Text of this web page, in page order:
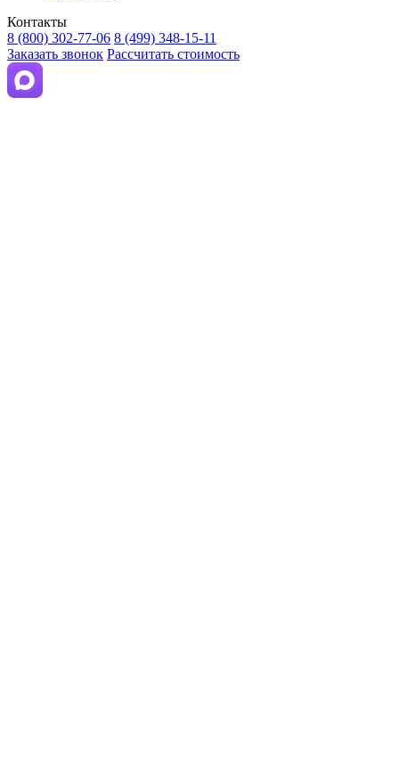
Контакты
8 (800) 302-77-06 8 (499) 348-15-11
Заказать звонок Рассчитать стоимость